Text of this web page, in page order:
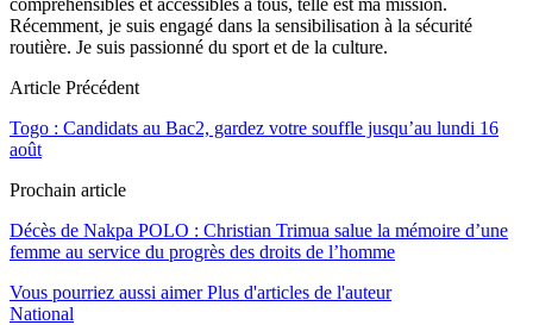
Récemment, je suis engagé dans la sensibilisation à la sécurité
routière. Je suis passionné du sport et de la culture.
Article Précédent
Togo : Candidats au Bac2, gardez votre souffle jusqu’au lundi 16
août
Prochain article
Décès de Nakpa POLO : Christian Trimua salue la mémoire d’une
femme au service du progrès des droits de l’homme
Vous pourriez aussi aimer Plus d'articles de l'auteur
National